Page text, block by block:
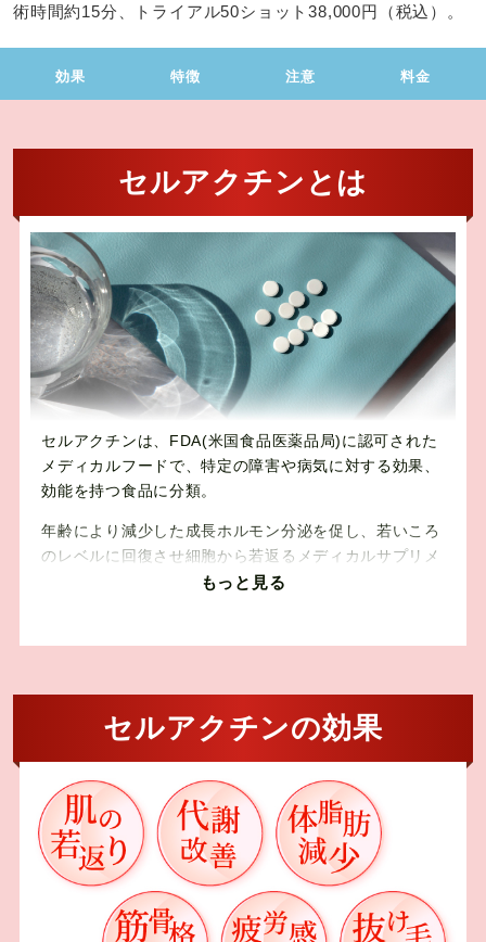
術時間約15分、トライアル50ショット38,000円（税込）。
効果 特徴 注意 料金
セルアクチンとは
セルアクチンは、FDA(米国食品医薬品局)に認可された
メディカルフードで、特定の障害や病気に対する効果、
効能を持つ食品に分類。
年齢により減少した成長ホルモン分泌を促し、若いころ
のレベルに回復させ細胞から若返るメディカルサプリメ
もっと見る
セルアクチンの効果